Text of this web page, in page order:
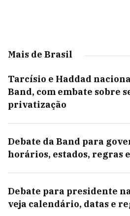
Mais de Brasil
Tarcísio e Haddad
Band, com embate sobre
privatização
Debate da Band para
horários, estados, regras
Debate para presidente
veja calendário, datas e